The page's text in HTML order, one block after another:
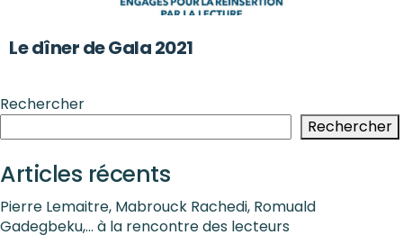
Le dîner de Gala 2021
Rechercher
Rechercher
Articles récents
Pierre Lemaitre, Mabrouck Rachedi, Romuald
Gadegbeku,… à la rencontre des lecteurs